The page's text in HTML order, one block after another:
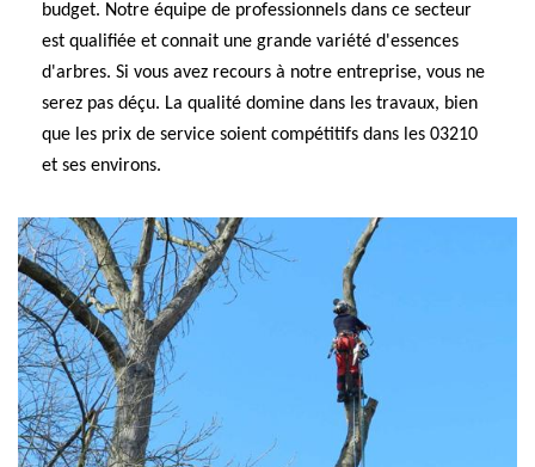
budget. Notre équipe de professionnels dans ce secteur
est qualifiée et connait une grande variété d'essences
d'arbres. Si vous avez recours à notre entreprise, vous ne
serez pas déçu. La qualité domine dans les travaux, bien
que les prix de service soient compétitifs dans les 03210
et ses environs.